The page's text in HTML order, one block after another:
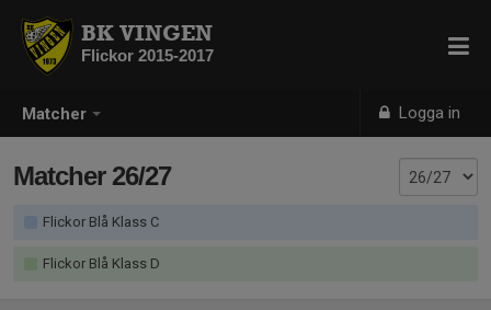
Matcher Logga in
BK VINGEN
Flickor 2015-2017
Matcher 26/27
Flickor Blå Klass C
Flickor Blå Klass D